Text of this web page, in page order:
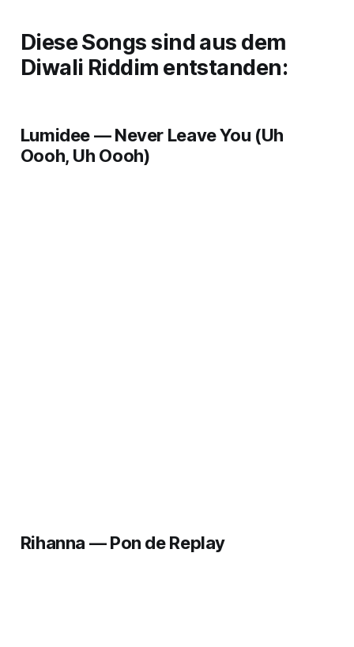
Diese Songs sind aus dem
Diwali Riddim entstanden:
Lumidee — Never Leave You (Uh
Oooh, Uh Oooh)
Rihanna — Pon de Replay